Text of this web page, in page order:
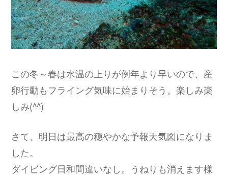
この冬～春は水温の上りが例年より早いので、産
卵行動もフライング気味に始まりそう。楽しみ楽
しみ(^^)
さて、明日は最高の穏やかな予報天気図になりま
した。
ダイビング日和間違いなし。うねりも消えます様